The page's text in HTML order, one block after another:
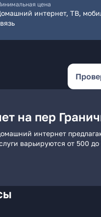
цена
интернет, ТВ,
на пер
интернет
варьируются от 500